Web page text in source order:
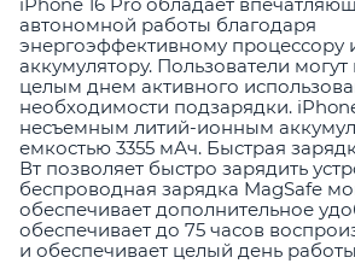
автономной работы благодаря
энергоэффективному процессору
аккумулятору. Пользователи могут
целым днем активного
необходимости подзарядки.
несъемным литий-ионным
емкостью 3355 мАч. Быстрая
Вт позволяет быстро зарядить
беспроводная зарядка MagSafe
обеспечивает дополнительное
обеспечивает до 75 часов
и обеспечивает целый день